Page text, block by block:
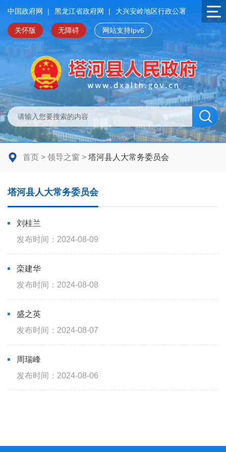
中国政府网 | 黑龙江省政府网 | 大兴安岭地区行政公署
关怀版 无障碍 网站支持Ipv6
首页 > 领导之窗 > 塔河县人大常务委员会
塔河县人大常务委员会
刘桂兰
2024-08-09
栾建华
2024-08-08
盛之英
2024-08-07
周瑞峰
2024-08-06